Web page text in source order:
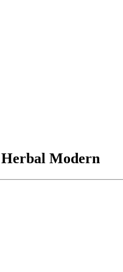
Herbal Modern